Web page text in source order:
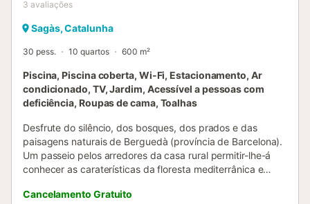
3 avaliações
Sagàs, Catalunha
30 pess. 10 quartos 600 m²
Piscina, Piscina coberta, Wi-Fi, Estacionamento, Ar
condicionado, TV, Jardim, Acessível a pessoas com
deficiência, Roupas de cama, Toalhas
Desfrute do silêncio, dos bosques, dos prados e das
paisagens naturais de Berguedà (província de Barcelona).
Um passeio pelos arredores da casa rural permitir-lhe-á
conhecer as caraterísticas da floresta mediterrânica e
caminhadas por diferentes percursos, mais ou menos
Cancelamento Gratuito